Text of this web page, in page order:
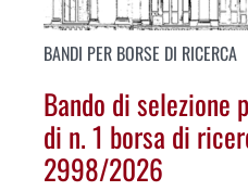
BANDI PER BORSE DI RICERCA
Bando di selezione
di n. 1 borsa di
2998/2026